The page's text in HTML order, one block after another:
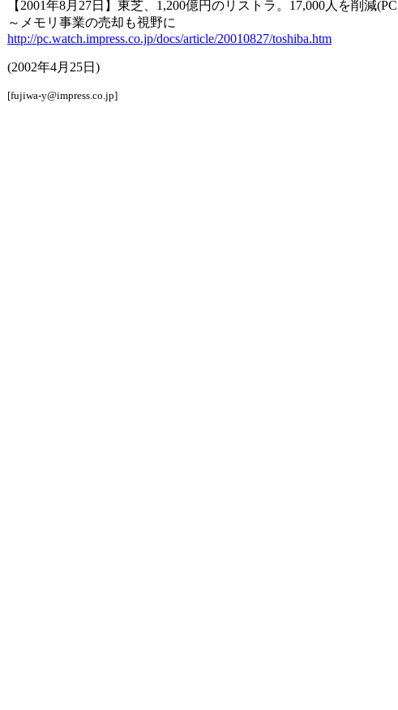
【2001年8月27日】東芝、1,200億円のリストラ。17,000人を削減(PC
～メモリ事業の売却も視野に
http://pc.watch.impress.co.jp/docs/article/20010827/toshiba.htm
(2002年4月25日)
[fujiwa-y@impress.co.jp]